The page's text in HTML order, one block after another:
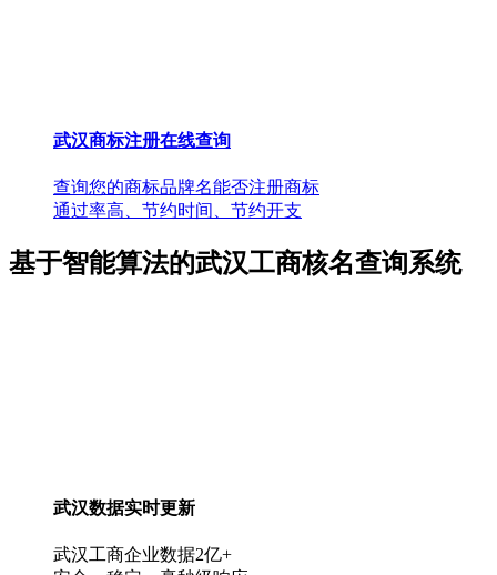
武汉商标注册在线查询
查询您的商标品牌名能否注册商标
通过率高、节约时间、节约开支
基于智能算法的武汉工商核名查询系统
武汉数据实时更新
武汉工商企业数据2亿+